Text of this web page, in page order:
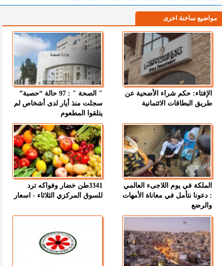
مواضيع ساخنة اخرى
الإفتاء: حكم شراء الأضحية عن
طريق البطاقات الائتمانية
" الصحة " : 97 حالة “حصبة”
سجلت منذ أيار لدى أشخاص لم
يتلقوا المطعوم
الملكة في يوم اللاجىء العالمي
: دعونا نتأمل في معاناة الأمهات
والرضع
3341طن خضار وفواكه ترد
للسوق المركزي الثلاثاء - اسعار